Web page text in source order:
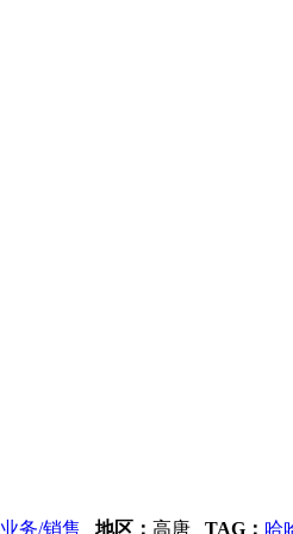
业务/销售 地区： 高唐 TAG： 哈